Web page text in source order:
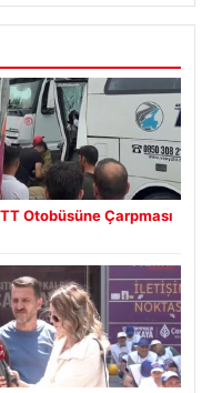
Otobüsüne Çarpması